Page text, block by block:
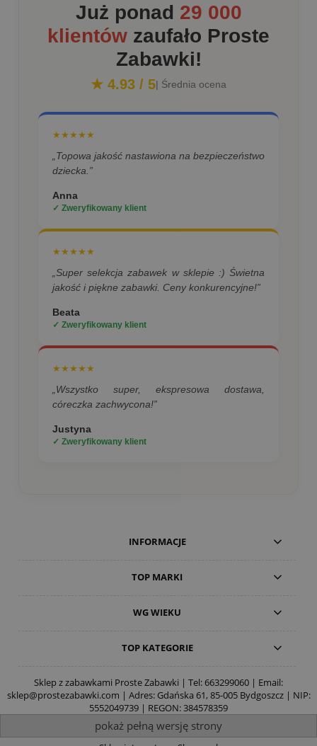
Już ponad 29 000
klientów zaufało Proste
Zabawki!
★ 4.93 / 5| Średnia ocena
★★★★★
„Topowa jakość nastawiona na bezpieczeństwo
dziecka.”
Anna
✓ Zweryfikowany klient
★★★★★
„Super selekcja zabawek w sklepie :) Świetna
jakość i piękne zabawki. Ceny konkurencyjne!”
Beata
✓ Zweryfikowany klient
★★★★★
„Wszystko super, ekspresowa dostawa,
córeczka zachwycona!”
Justyna
✓ Zweryfikowany klient
INFORMACJE
TOP MARKI
WG WIEKU
TOP KATEGORIE
Sklep z zabawkami Proste Zabawki | Tel:663299060 | Email:
sklep@prostezabawki.com | Adres: Gdańska 61, 85-005 Bydgoszcz | NIP:
5552049739 | REGON: 384578359
pokaż pełną wersję strony